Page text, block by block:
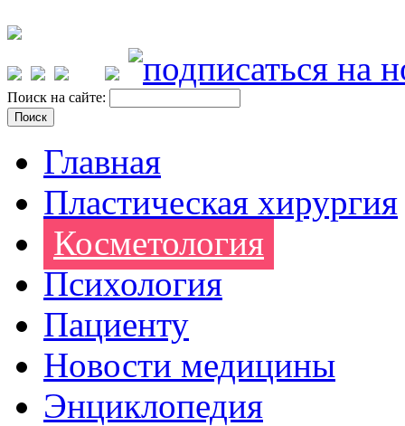
Поиск на сайте:
Главная
Пластическая хирургия
Косметология
Психология
Пациенту
Новости медицины
Энциклопедия